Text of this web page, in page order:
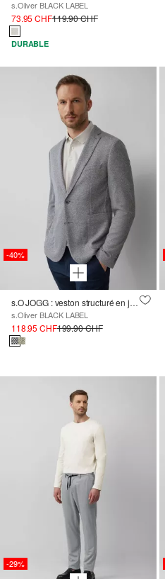
s.Oliver BLACK LABEL
73.95 CHF119.90 CHF
DURABLE
-40%
s.O JOGG : veston structuré en jersey chiné
s.Oliver BLACK LABEL
118.95 CHF199.90 CHF
-29%